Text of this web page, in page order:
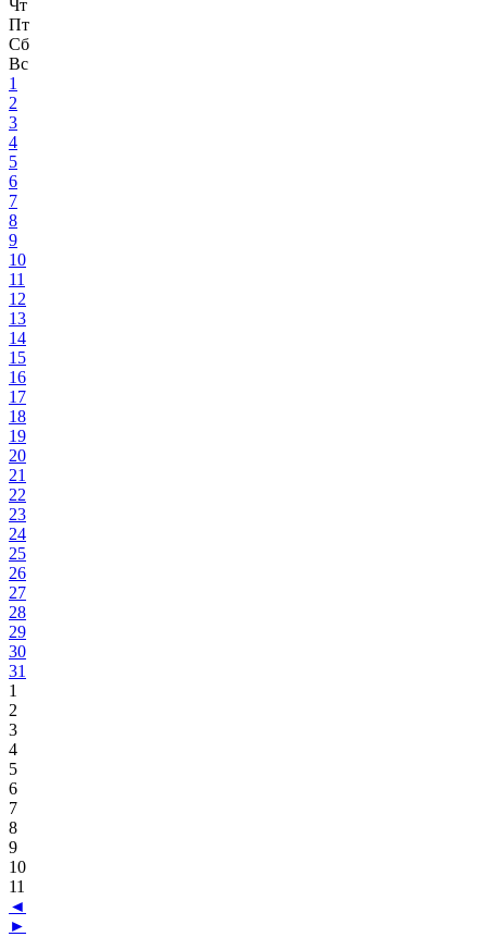
Чт
Пт
Сб
Вс
1
2
3
4
5
6
7
8
9
10
11
12
13
14
15
16
17
18
19
20
21
22
23
24
25
26
27
28
29
30
31
1
2
3
4
5
6
7
8
9
10
11
◄
►